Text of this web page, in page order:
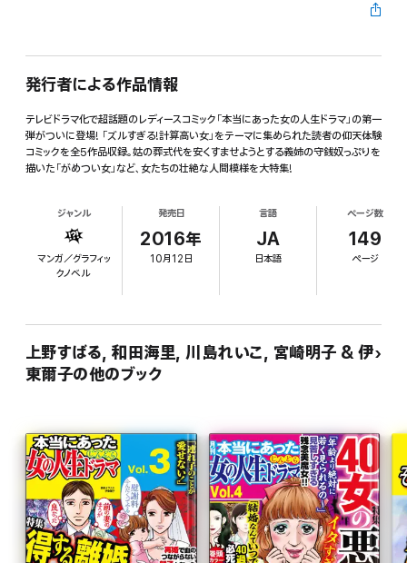
発行者による作品情報
テレビドラマ化で超話題のレディースコミック「本当にあった女の人生ドラマ」の第一
弾がついに登場! 「ズルすぎる!計算高い女」をテーマに集められた読者の仰天体験
コミックを全5作品収録。姑の葬式代を安くすませようとする義姉の守銭奴っぷりを
描いた「がめつい女」など、女たちの壮絶な人間模様を大特集!
ジャンル
マンガ／グラフィッ
クノベル
発売日
2016年
10月12日
言語
JA
日本語
ページ数
149
ページ
上野すばる, 和田海里, 川島れいこ, 宮崎明子 & 伊
東爾子の他のブック